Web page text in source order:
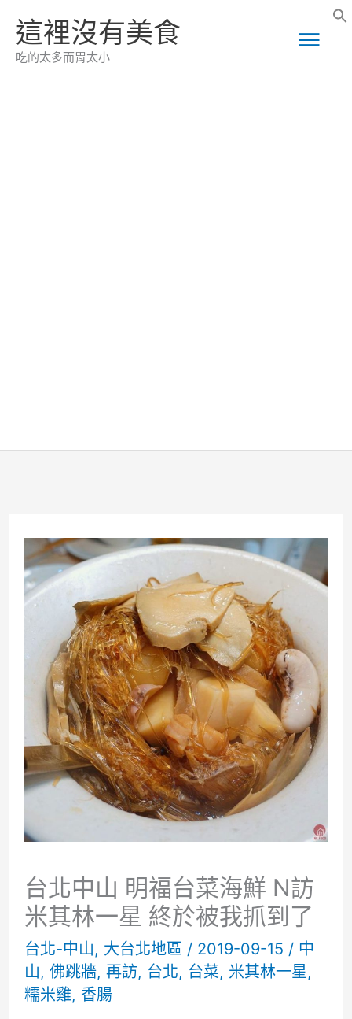
這裡沒有美食
吃的太多而胃太小
主
台北中山 明福台菜海鮮 N訪
米其林一星 終於被我抓到了
台北-中山, 大台北地區 / 2019-09-15 / 中
山, 佛跳牆, 再訪, 台北, 台菜, 米其林一星,
糯米雞, 香腸